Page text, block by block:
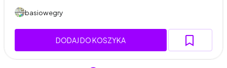
basiowegry
DODAJ DO KOSZYKA